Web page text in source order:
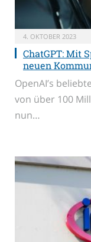
4. OKTOBER 2023
ChatGPT: Mit
neuen
OpenAI’s
von über 100
nun…